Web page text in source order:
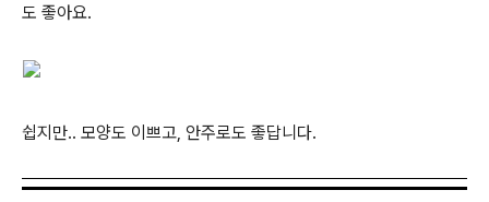
도 좋아요.
쉽지만.. 모양도 이쁘고, 안주로도 좋답니다.